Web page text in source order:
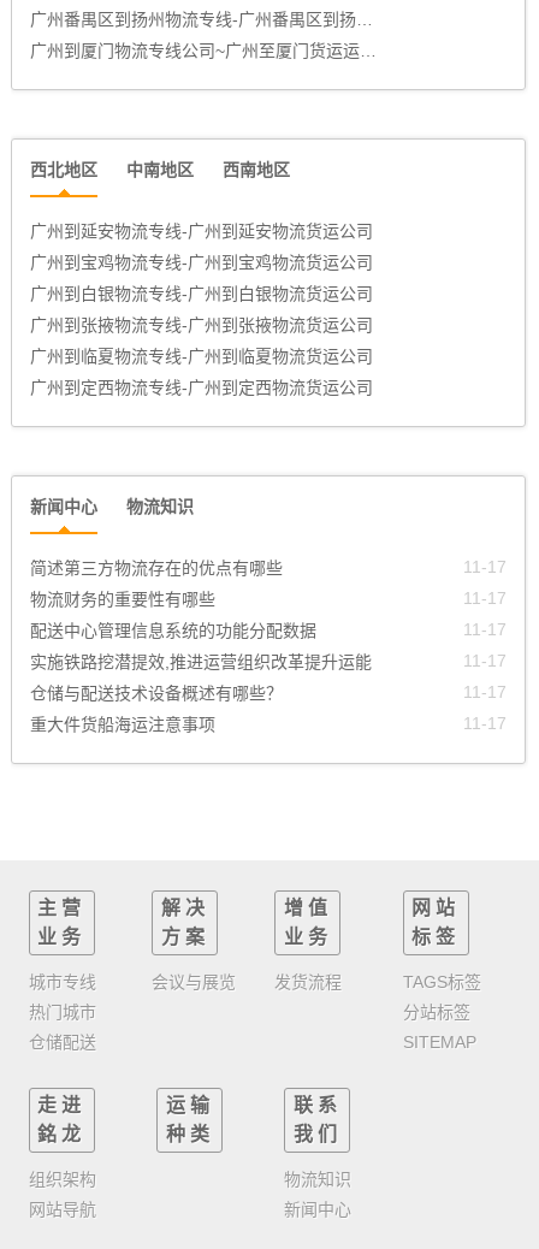
广州到柳州物流专线托运报价已更新（省/市/县―取送)
霸州到重庆冷链物流公司-专线直达托运已更新（市/县/省市县-取送）
霸州到南宁冷链物流公司-专线直达托运已更新（市/县/省市县-取送）
霸州到合肥冷链物流公司-专线直达托运已更新（市/县/省市县-取送）
广州增城到南阳物流公司<专线直达配送>托运已更新(市/县/乡/镇-配送)
广州增城到普洱危险品物流专线(省市县/一站-配送)物流-供应托运天天
发车
发车
广州增城到甘孜危险品物流专线(省市县/一站-配送)物流-供应托运天天
发车
中山到海西危险品物流公司（省/市/县直达）托运已更新{物流-快讯}
中山到南昌危险品物流专线<专线直达配送>托运已更新(市/县/乡/镇-配
送)
广州增城到昆明危险品物流公司<专线直达配送>托运已更新(市/县/乡/
广州增城到河池危险品物流公司<专线直达配送>托运已更新(市/县/乡/
镇-配送)
海珠到安康物流设备公司收件托运已更新（省/市/县--直达专线）
新塘到甘南物流设备公司收件托运已更新（省/市/县--直达专线）
白云到武威物流设备公司收件托运已更新（省/市/县--直达专线）
清远到无锡物流专线；清远到无锡物流公司-无锡货运专线
广州到北京物流专线/大件设备托运价格
【清远到枣庄物流专线】枣庄货运公司-时效要几天？
广州番禺区到扬州物流专线-广州番禺区到扬州物流货运公司
广州到厦门物流专线公司~广州至厦门货运运输公司 几天到
西北地区 中南地区 西南地区
广州到延安物流专线-广州到延安物流货运公司
广州到宝鸡物流专线-广州到宝鸡物流货运公司
广州到白银物流专线-广州到白银物流货运公司
广州到张掖物流专线-广州到张掖物流货运公司
广州到临夏物流专线-广州到临夏物流货运公司
广州到定西物流专线-广州到定西物流货运公司
新闻中心 物流知识
11-17
简述第三方物流存在的优点有哪些
11-17
物流财务的重要性有哪些
11-17
配送中心管理信息系统的功能分配数据
11-17
实施铁路挖潜提效,推进运营组织改革提升运能
11-17
仓储与配送技术设备概述有哪些？
11-17
重大件货船海运注意事项
主营
业务
城市专线
热门城市
仓储配送
解决
方案
会议与展览
增值
业务
发货流程
网站
标签
TAGS标签
分站标签
SITEMAP
走进
銘龙
组织架构
网站导航
运输
种类
联系
我们
物流知识
新闻中心